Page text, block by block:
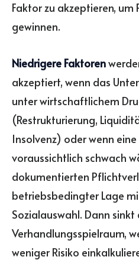
Faktor zu akzeptieren, um
gewinnen.
Niedrigere Faktoren
akzeptiert, wenn das
unter wirtschaftlichem
(Restrukturierung,
Insolvenz) oder wenn
voraussichtlich schwach
dokumentierten
betriebsbedingter Lage
Sozialauswahl. Dann sinkt
Verhandlungsspielraum,
weniger Risiko